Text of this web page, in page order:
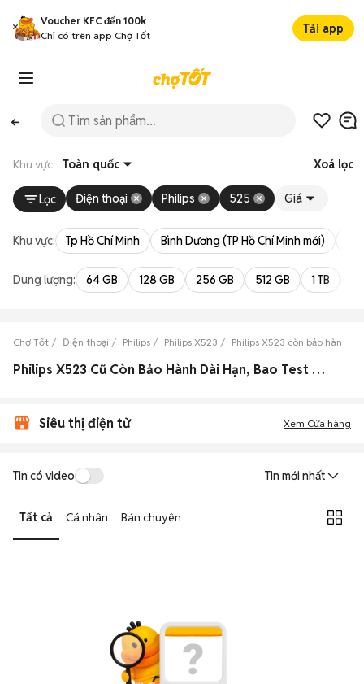
Voucher KFC đến 100k
Chỉ có trên app Chợ Tốt
Tải app
Khu vực: Toàn quốc Xoá lọc
Lọc Điện thoại Philips 525 Giá
Khu vực: Tp Hồ Chí Minh Bình Dương (TP Hồ Chí Minh mới)
Dung lượng: 64 GB 128 GB 256 GB 512 GB 1 TB
Chợ Tốt Điện thoại Philips Philips X523 Philips X523 còn bảo hành
Philips X523 Cũ Còn Bảo Hành Dài Hạn, Bao Test Giá Siêu Rẻ
Siêu thị điện tử Xem Cửa hàng
Tin có video Tin mới nhất
Tất cả Cá nhân Bán chuyên